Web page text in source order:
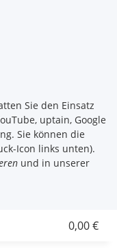
Sie den Einsatz
uptain, Google
Sie können die
Icon links unten).
und in unserer
0,00 €